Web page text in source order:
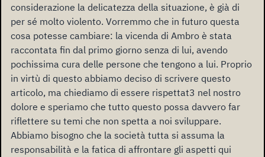
considerazione la delicatezza della situazione, è già di
per sé molto violento. Vorremmo che in futuro questa
cosa potesse cambiare: la vicenda di Ambro è stata
raccontata fin dal primo giorno senza di lui, avendo
pochissima cura delle persone che tengono a lui. Proprio
in virtù di questo abbiamo deciso di scrivere questo
articolo, ma chiediamo di essere rispettat3 nel nostro
dolore e speriamo che tutto questo possa davvero far
riflettere su temi che non spetta a noi sviluppare.
Abbiamo bisogno che la società tutta si assuma la
responsabilità e la fatica di affrontare gli aspetti qui